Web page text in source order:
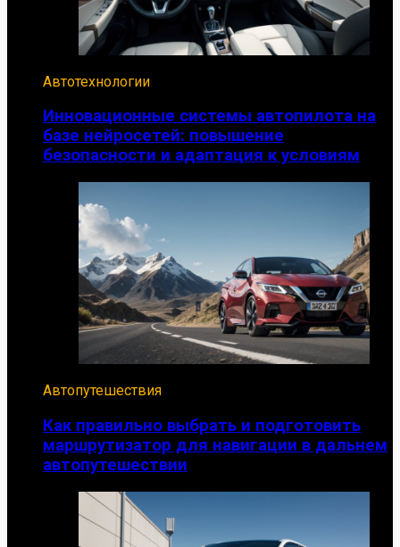
Автотехнологии
Инновационные системы автопилота на
базе нейросетей: повышение
безопасности и адаптация к условиям
Автопутешествия
Как правильно выбрать и подготовить
маршрутизатор для навигации в дальнем
автопутешествии